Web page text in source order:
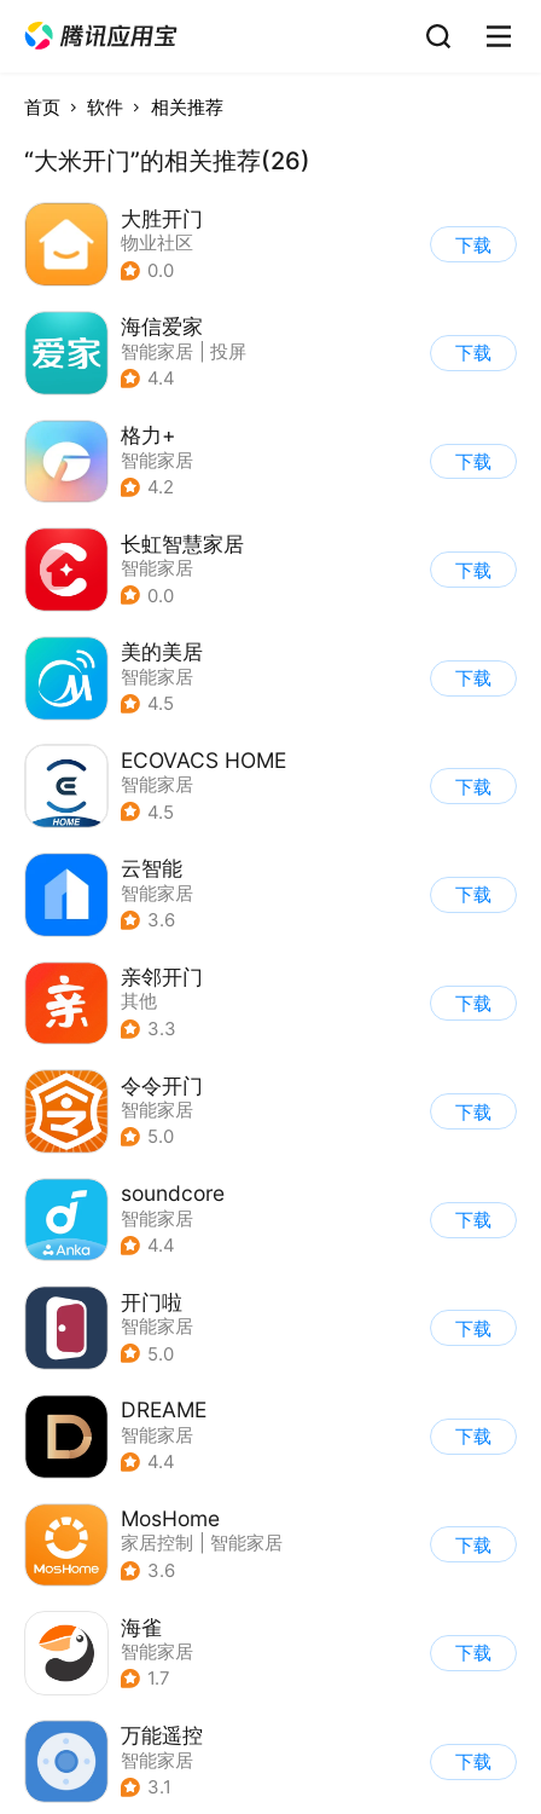
首页 软件 相关推荐
“大米开门”的相关推荐(26)
大胜开门
物业社区
0.0
下载
海信爱家
智能家居
投屏
4.4
下载
格力+
智能家居
4.2
下载
长虹智慧家居
智能家居
0.0
下载
美的美居
智能家居
4.5
下载
ECOVACS HOME
智能家居
4.5
下载
云智能
智能家居
3.6
下载
亲邻开门
其他
3.3
下载
令令开门
智能家居
5.0
下载
soundcore
智能家居
4.4
下载
开门啦
智能家居
5.0
下载
DREAME
智能家居
4.4
下载
MosHome
家居控制
智能家居
3.6
下载
海雀
智能家居
1.7
下载
万能遥控
智能家居
3.1
下载